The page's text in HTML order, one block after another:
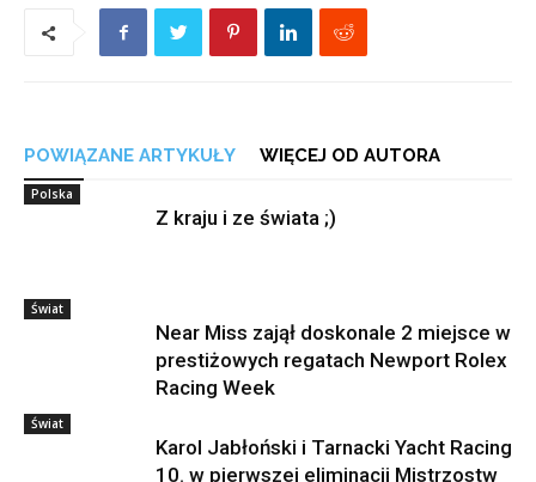
POWIĄZANE ARTYKUŁY WIĘCEJ OD AUTORA
Polska
Z kraju i ze świata ;)
Świat
Near Miss zajął doskonale 2 miejsce w
prestiżowych regatach Newport Rolex
Racing Week
Świat
Karol Jabłoński i Tarnacki Yacht Racing
10. w pierwszej eliminacji Mistrzostw